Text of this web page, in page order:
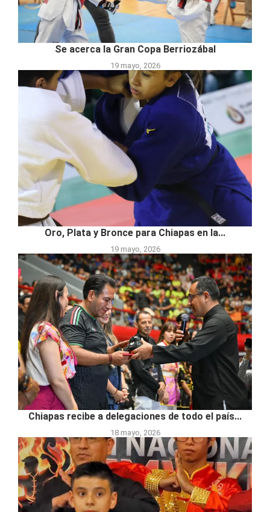
Se acerca la Gran Copa Berriozábal
19 mayo, 2026
Oro, Plata y Bronce para Chiapas en la...
19 mayo, 2026
Chiapas recibe a delegaciones de todo el país...
18 mayo, 2026